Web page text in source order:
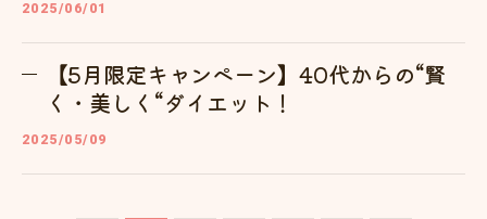
2025/06/01
【5月限定キャンペーン】40代からの“賢
く・美しく“ダイエット！
2025/05/09